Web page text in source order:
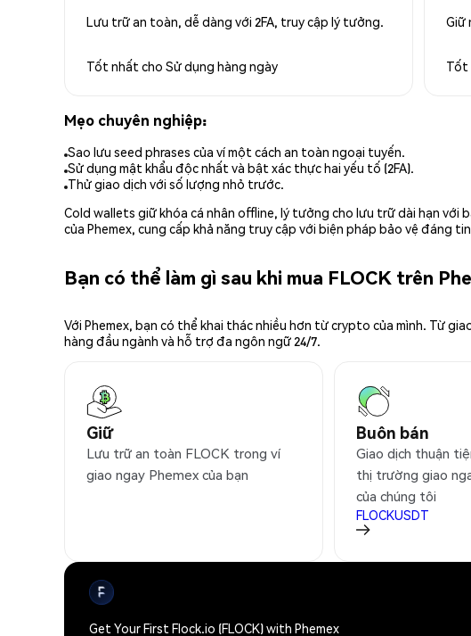
Lưu trữ an toàn, dễ dàng với 2FA, truy cập lý tưởng.
Tốt nhất cho Sử dụng hàng ngày
Giữ
Tốt
Mẹo chuyên nghiệp:
Sao lưu seed phrases của ví một cách an toàn ngoại tuyến.
Sử dụng mật khẩu độc nhất và bật xác thực hai yếu tố (2FA).
Thử giao dịch với số lượng nhỏ trước.
Cold wallets giữ khóa cá nhân offline, lý tưởng cho lưu trữ dài hạn
của Phemex, cung cấp khả năng truy cập với biện pháp bảo vệ đáng
Bạn có thể làm gì sau khi mua FLOCK trên
Với Phemex, bạn có thể khai thác nhiều hơn từ crypto của mình. Từ
hàng đầu ngành và hỗ trợ đa ngôn ngữ 24/7.
Giữ
Lưu trữ an toàn FLOCK trong ví
giao ngay Phemex của bạn
Buôn bán
Giao dịch thuận
thị trường giao
của chúng tôi
FLOCKUSDT
Get Your First Flock.io (FLOCK) with Phemex